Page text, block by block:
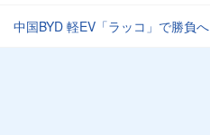
中国BYD 軽EV「ラッコ」で勝負へ